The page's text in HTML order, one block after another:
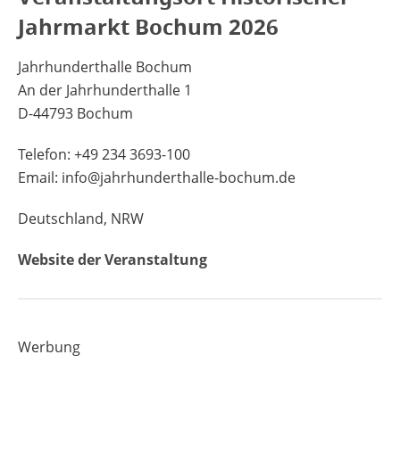
Jahrmarkt Bochum 2026
Jahrhunderthalle Bochum
An der Jahrhunderthalle 1
D-44793 Bochum
Telefon: +49 234 3693-100
Email: info@jahrhunderthalle-bochum.de
Deutschland, NRW
Website der Veranstaltung
Werbung